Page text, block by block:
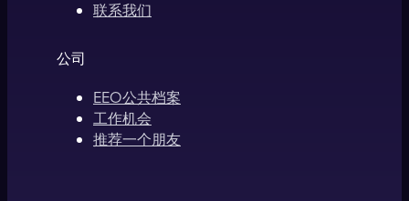
联系我们
公司
EEO公共档案
工作机会
推荐一个朋友